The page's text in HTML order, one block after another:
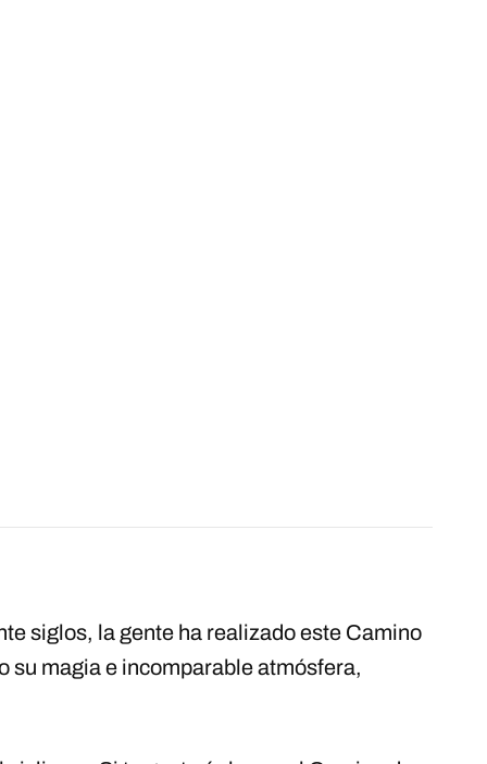
siglos, la gente ha realizado este Camino
su magia e incomparable atmósfera,